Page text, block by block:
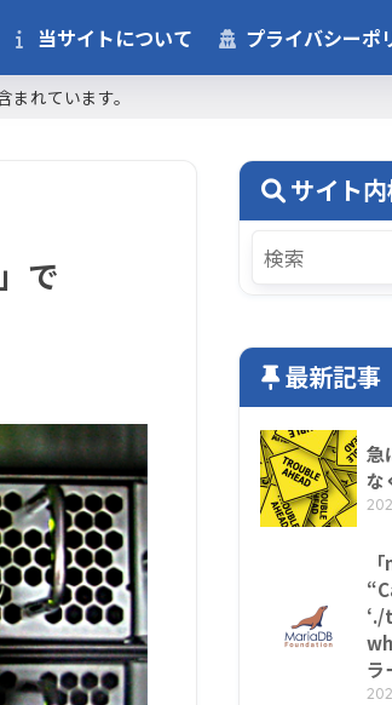
当サイトについて プライバシーポ
れています。
で
サイト
最新記事
急
な
ラ